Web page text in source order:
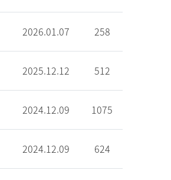
2026.01.07 258
2025.12.12 512
2024.12.09 1075
2024.12.09 624